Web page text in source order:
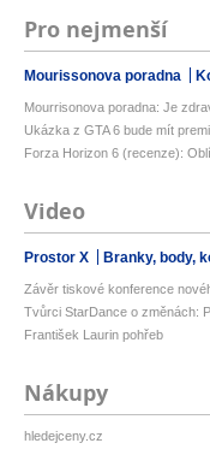
Pro nejmenší
Mourissonova poradna
Mourrisonova poradna: Je
Ukázka z GTA 6 bude mít
Forza Horizon 6 (recenze):
Video
Prostor X Branky, body,
Závěr tiskové konference
Tvůrci StarDance o změnách:
František Laurin pohřeb
Nákupy
hledejceny.cz